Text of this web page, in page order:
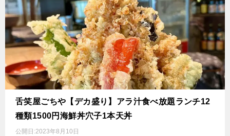
舌笑屋ごちや【デカ盛り】アラ汁食べ放題ランチ12
種類1500円海鮮丼穴子1本天丼
公開日:2023年8月10日